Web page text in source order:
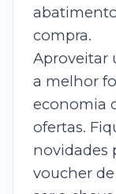
compra.
Aproveitar
a melhor
economia
ofertas.
novidades
voucher